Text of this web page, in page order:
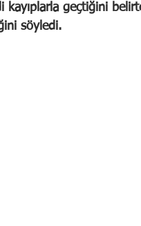
kayıplarla geçtiğini
söyledi.